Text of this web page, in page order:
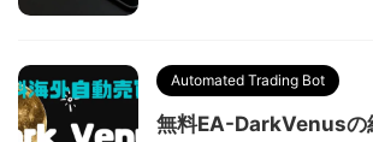
Automated Trading Bot
無料EA-DarkVenusの